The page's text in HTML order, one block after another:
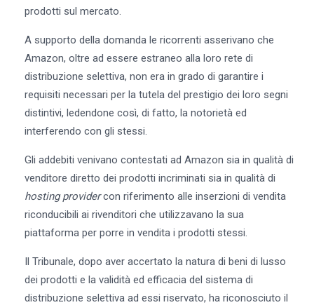
prodotti sul mercato.
A supporto della domanda le ricorrenti asserivano che
Amazon, oltre ad essere estraneo alla loro rete di
distribuzione selettiva, non era in grado di garantire i
requisiti necessari per la tutela del prestigio dei loro segni
distintivi, ledendone così, di fatto, la notorietà ed
interferendo con gli stessi.
Gli addebiti venivano contestati ad Amazon sia in qualità di
venditore diretto dei prodotti incriminati sia in qualità di
hosting providercon riferimento alle inserzioni di vendita
riconducibili ai rivenditori che utilizzavano la sua
piattaforma per porre in vendita i prodotti stessi.
Il Tribunale, dopo aver accertato la natura di beni di lusso
dei prodotti e la validità ed efficacia del sistema di
distribuzione selettiva ad essi riservato, ha riconosciuto il